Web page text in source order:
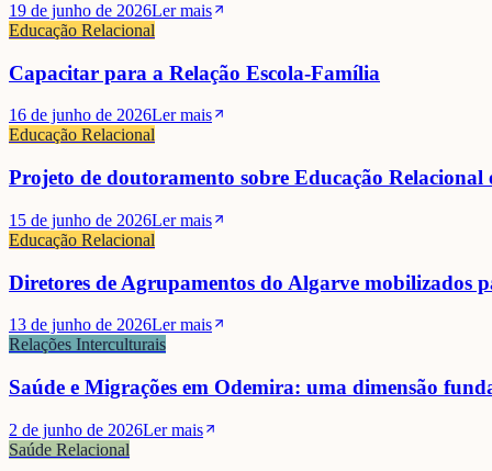
19 de junho de 2026Ler mais
Educação Relacional
Capacitar para a Relação Escola-Família
16 de junho de 2026Ler mais
Educação Relacional
Projeto de doutoramento sobre Educação
15 de junho de 2026Ler mais
Educação Relacional
Diretores de Agrupamentos do Algarve mobilizados
13 de junho de 2026Ler mais
Relações Interculturais
Saúde e Migrações em Odemira: uma dimensão
2 de junho de 2026Ler mais
Saúde Relacional